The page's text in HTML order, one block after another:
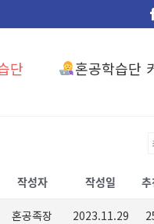
단 혼공학습단
작성자 작성일 추
혼공족장 2023.11.29